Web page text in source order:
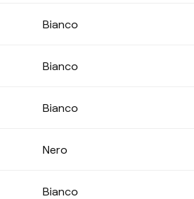
Bianco
Bianco
Bianco
Nero
Bianco